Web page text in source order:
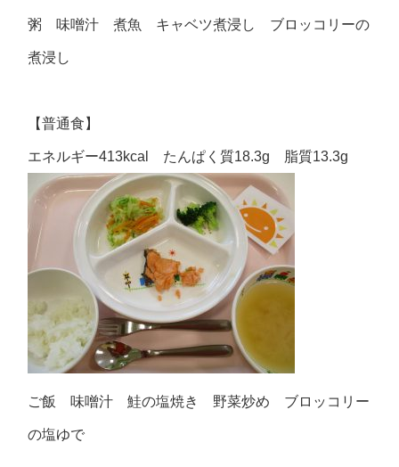
粥 味噌汁 煮魚 キャベツ煮浸し ブロッコリーの
煮浸し
【普通食】
エネルギー413kcal たんぱく質18.3g 脂質13.3g
ご飯 味噌汁 鮭の塩焼き 野菜炒め ブロッコリー
の塩ゆで